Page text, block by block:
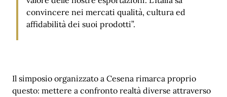
convincere nei mercati qualità, cultura ed
affidabilità dei suoi prodotti”.
Il simposio organizzato a Cesena rimarca proprio
questo: mettere a confronto realtà diverse attraverso